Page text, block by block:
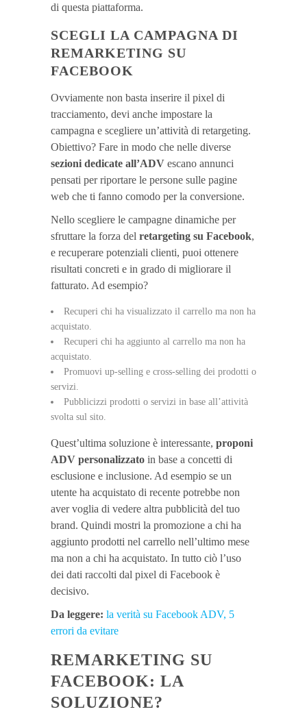
di questa piattaforma.
SCEGLI LA CAMPAGNA DI
REMARKETING SU
FACEBOOK
Ovviamente non basta inserire il pixel di
tracciamento, devi anche impostare la
campagna e scegliere un’attività di retargeting.
Obiettivo? Fare in modo che nelle diverse
sezioni dedicate all’ADV escano annunci
pensati per riportare le persone sulle pagine
web che ti fanno comodo per la conversione.
Nello scegliere le campagne dinamiche per
sfruttare la forza del retargeting su Facebook,
e recuperare potenziali clienti, puoi ottenere
risultati concreti e in grado di migliorare il
fatturato. Ad esempio?
Recuperi chi ha visualizzato il carrello ma non ha
acquistato.
Recuperi chi ha aggiunto al carrello ma non ha
acquistato.
Promuovi up-selling e cross-selling dei prodotti o
servizi.
Pubblicizzi prodotti o servizi in base all’attività
svolta sul sito.
Quest’ultima soluzione è interessante, proponi
ADV personalizzato in base a concetti di
esclusione e inclusione. Ad esempio se un
utente ha acquistato di recente potrebbe non
aver voglia di vedere altra pubblicità del tuo
brand. Quindi mostri la promozione a chi ha
aggiunto prodotti nel carrello nell’ultimo mese
ma non a chi ha acquistato. In tutto ciò l’uso
dei dati raccolti dal pixel di Facebook è
decisivo.
Da leggere: la verità su Facebook ADV, 5
errori da evitare
REMARKETING SU
FACEBOOK: LA
SOLUZIONE?